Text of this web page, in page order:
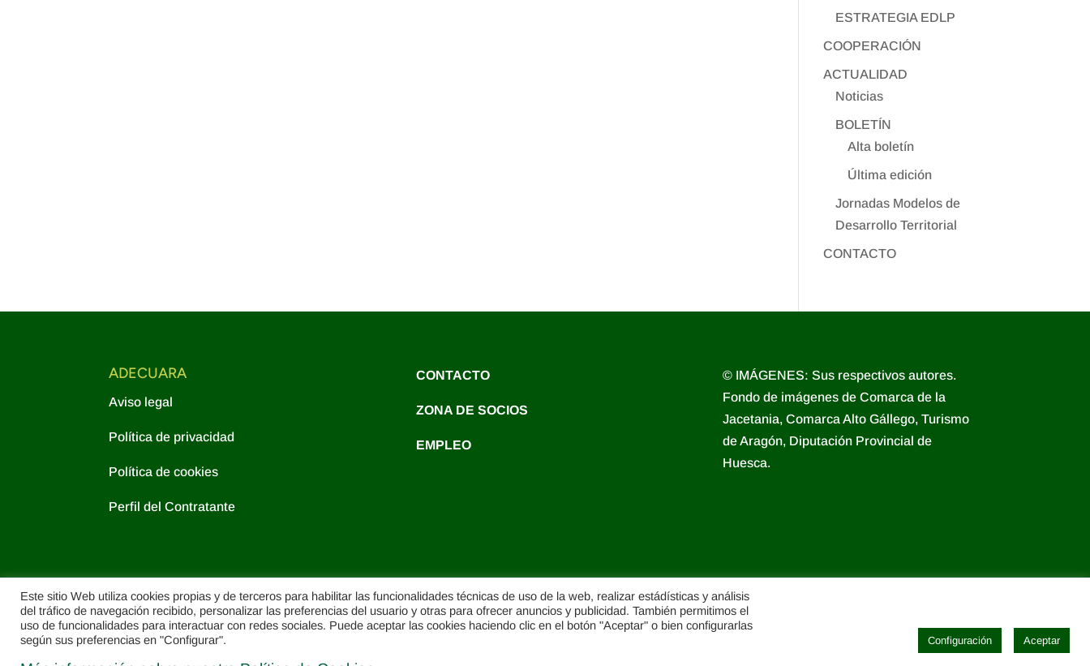
ESTRATEGIA EDLP
COOPERACIÓN
ACTUALIDAD
Noticias
BOLETÍN
Alta boletín
Última edición
Jornadas Modelos de
Desarrollo Territorial
CONTACTO
ADECUARA
Aviso legal
Política de privacidad
Política de cookies
Perfil del Contratante
CONTACTO
ZONA DE SOCIOS
EMPLEO
© IMÁGENES: Sus respectivos autores.
Fondo de imágenes de Comarca de la
Jacetania, Comarca Alto Gállego, Turismo
de Aragón, Diputación Provincial de
Huesca.
Este sitio Web utiliza cookies propias y de terceros para habilitar las funcionalidades técnicas de uso de la web, realizar estádísticas y análisis
del tráfico de navegación recibido, personalizar las preferencias del usuario y otras para ofrecer anuncios y publicidad. También permitimos el
uso de funcionalidades para interactuar con redes sociales. Puede aceptar las cookies haciendo clic en el botón "Aceptar" o bien configurarlas
según sus preferencias en "Configurar".
Configuración Aceptar